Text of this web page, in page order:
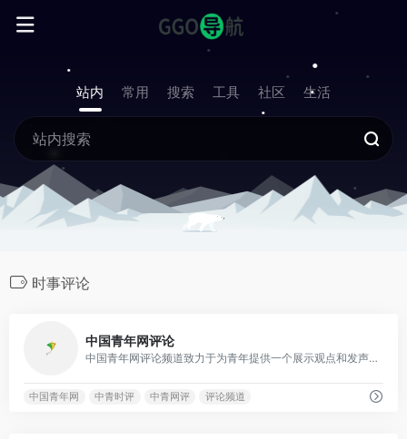
站内 常用 搜索 工具 社区 生活
时事评论
中国青年网评论
中国青年网评论频道致力于为青年提供一个展示观点和发声的平台。
中国青年网 中青时评 中青网评 评论频道